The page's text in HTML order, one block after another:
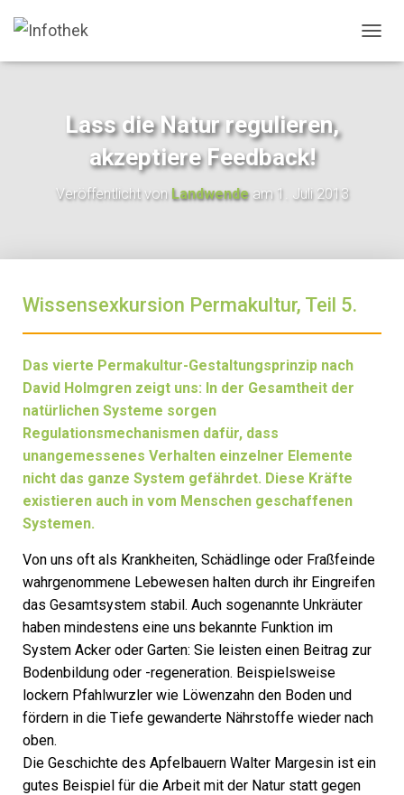
A
T
Lass die Natur regulieren,
akzeptiere Feedback!
Veröffentlicht von Landwendeam 1. Juli 2013
Wissensexkursion Permakultur, Teil 5.
Das vierte Permakultur-Gestaltungsprinzip nach
David Holmgren zeigt uns: In der Gesamtheit der
natürlichen Systeme sorgen
Regulationsmechanismen dafür, dass
unangemessenes Verhalten einzelner Elemente
nicht das ganze System gefährdet. Diese Kräfte
existieren auch in vom Menschen ge­schaff­enen
Systemen.
Von uns oft als Krankheiten, Schädlinge oder Fraßfeinde
wahrgenommene Lebewesen halten durch ihr Eingreifen
das Gesamtsystem stabil. Auch sogenannte Unkräuter
haben mindestens eine uns bekannte Funktion im
System Acker oder Garten: Sie leisten einen Beitrag zur
Bodenbildung oder -regeneration. Beispielsweise
lockern Pfahlwurzler wie Löwenzahn den Boden und
fördern in die Tiefe gewanderte Nährstoffe wieder nach
oben.
Die Geschichte des Apfelbauern Walter Margesin ist ein
gutes Beispiel für die Arbeit mit der Natur statt gegen